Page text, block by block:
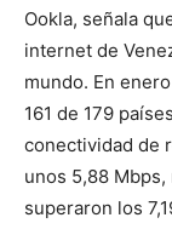
Ookla, señala
internet de
mundo. En
161 de 179
conectividad de
unos 5,88
superaron los